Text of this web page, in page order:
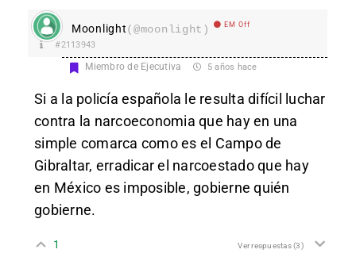
Moonlight(@moonlight) EM Off
#2113943
Miembro de Ejecutiva 5 años hace
Si a la policía española le resulta difícil luchar
contra la narcoeconomia que hay en una
simple comarca como es el Campo de
Gibraltar, erradicar el narcoestado que hay
en México es imposible, gobierne quién
gobierne.
1 Ver respuestas(3)